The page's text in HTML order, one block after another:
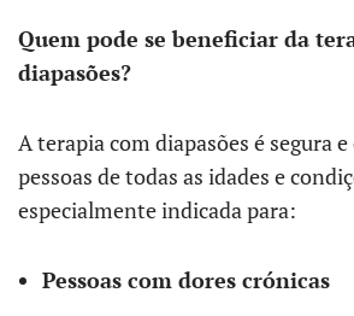
Quem pode se beneficiar da
diapasões?
A terapia com diapasões é segura
pessoas de todas as idades e
especialmente indicada para:
Pessoas com dores crónicas